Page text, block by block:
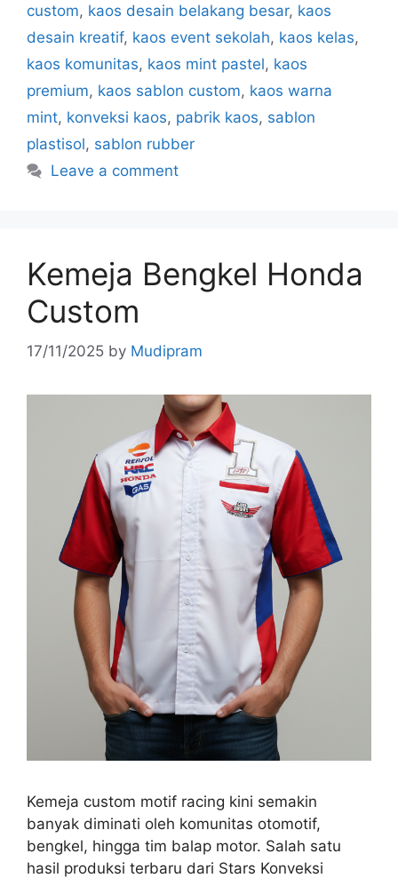
custom, kaos desain belakang besar, kaos
desain kreatif, kaos event sekolah, kaos kelas,
kaos komunitas, kaos mint pastel, kaos
premium, kaos sablon custom, kaos warna
mint, konveksi kaos, pabrik kaos, sablon
plastisol, sablon rubber
Leave a comment
Kemeja Bengkel Honda
Custom
17/11/2025 by Mudipram
Kemeja custom motif racing kini semakin
banyak diminati oleh komunitas otomotif,
bengkel, hingga tim balap motor. Salah satu
hasil produksi terbaru dari Stars Konveksi